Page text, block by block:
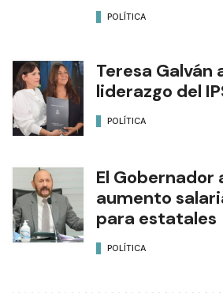
POLÍTICA
Teresa Galván
liderazgo del
POLÍTICA
El Gobernador
aumento
para estatales
POLÍTICA